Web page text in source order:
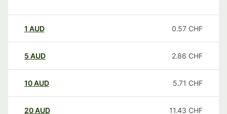
1 AUD 0.57 CHF
5 AUD 2.86 CHF
10AUD 5.71 CHF
20AUD 11.43 CHF